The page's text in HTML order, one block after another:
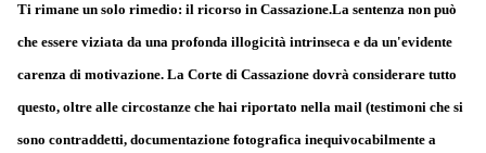
Ti rimane un solo rimedio: il ricorso in Cassazione.La sentenza non può
che essere viziata da una profonda illogicità intrinseca e da un'evidente
carenza di motivazione. La Corte di Cassazione dovrà considerare tutto
questo, oltre alle circostanze che hai riportato nella mail (testimoni che si
sono contraddetti, documentazione fotografica inequivocabilmente a